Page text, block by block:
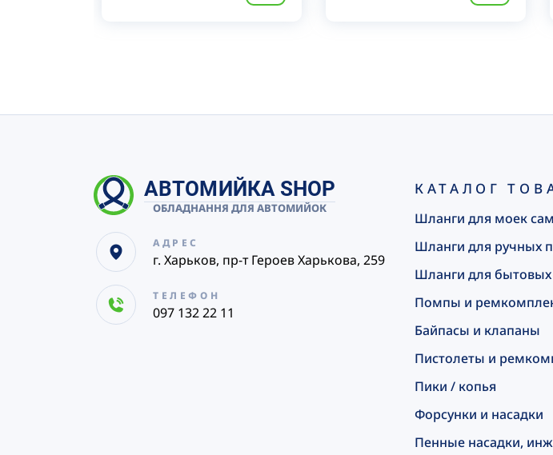
АВТОМИЙКА SHOP
ОБЛАДНАННЯ ДЛЯ АВТОМИЙОК
АДРЕС
г. Харьков, пр-т Героев Харькова, 259
ТЕЛЕФОН
097 132 22 11
КАТАЛОГ
Шланги для моек
Шланги для ручных
Шланги для
Помпы и
Байпасы и клапаны
Пистолеты и
Пики / копья
Форсунки и насадки
Пенные насадки,